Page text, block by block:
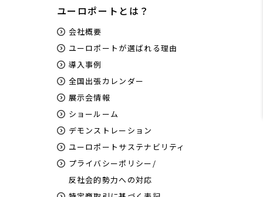
ユーロポートとは？
会社概要
ユーロポートが選ばれる理由
導入事例
全国出張カレンダー
展示会情報
ショールーム
デモンストレーション
ユーロポートサステナビリティ
プライバシーポリシー/
反社会的勢力への対応